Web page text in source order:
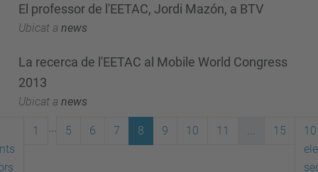
El professor de l'EETAC, Jordi Mazón, a BTV
Ubicat a news
La recerca de l'EETAC al Mobile World Congress
2013
Ubicat a news
1 5 6 7 8 9 10 11 ... 15
10